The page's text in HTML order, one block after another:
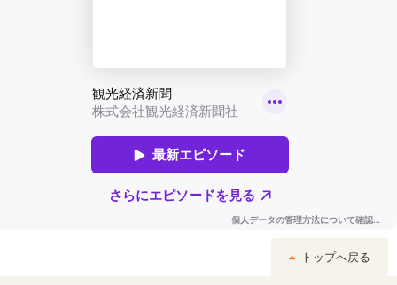
トップへ戻る